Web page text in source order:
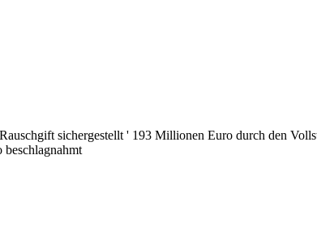
sichergestellt ' 193 Millionen Euro durch den